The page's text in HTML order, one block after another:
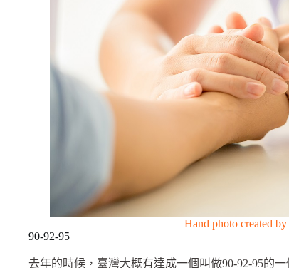
Hand photo created
90-92-95
去年的時候，臺灣大概有達成一個叫做90-92-95的一